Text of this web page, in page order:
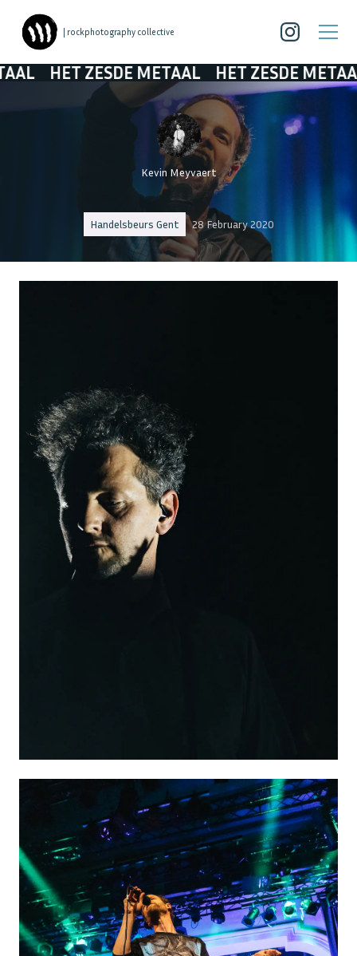
| rockphotography collective
ZESDE METAAL HET ZESDE METAAL HET
Kevin Meyvaert
Handelsbeurs Gent 28 February 2020